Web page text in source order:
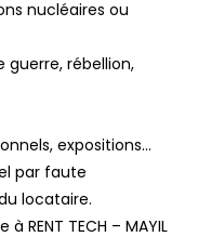
nucléaires ou
guerre, rébellion,
expositions…
par faute
locataire.
RENT TECH – MAYIL